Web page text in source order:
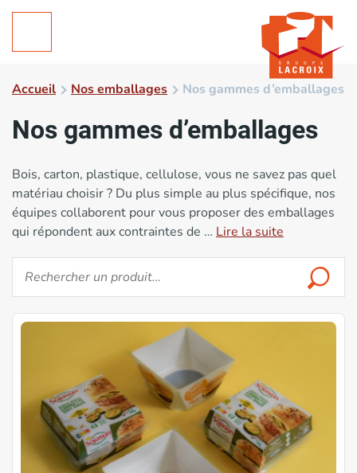
Accueil Nos emballages Nos gammes d’emballages
Nos gammes d’emballages
Bois, carton, plastique, cellulose, vous ne savez pas quel
matériau choisir ? Du plus simple au plus spécifique, nos
équipes collaborent pour vous proposer des emballages
qui répondent aux contraintes de … Lire la suite